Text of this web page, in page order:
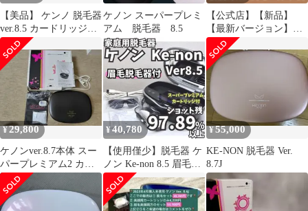
【美品】 ケンノ 脱毛器
ver.8.5 カードリッジ複
数あり
ケノン スーパープレミ
アム 脱毛器 8.5
【公式店】【新品】
【最新バージョン】ケ
ノン 日本製【３年保証
付き】送料無料 脱毛器
ランキング1位※ VIO
ひげ 髭 顔 家庭用 ムダ
毛 ヒゲ ボディ メンズ
レディース アンダーヘ
ア 本体 スーパープレミ
アムカートリッジ付 ver
8.7 ※説明欄詳細参照
¥29,800
ケノンver.8.7本体 スー
パープレミアム2 カー
トリッジ付き 脱毛器
¥40,780
【使用僅少】脱毛器 ケ
ノン Ke-non 8.5 眉毛脱
毛器付 マットブラック
¥55,000
KE-NON 脱毛器 Ver.
8.7J